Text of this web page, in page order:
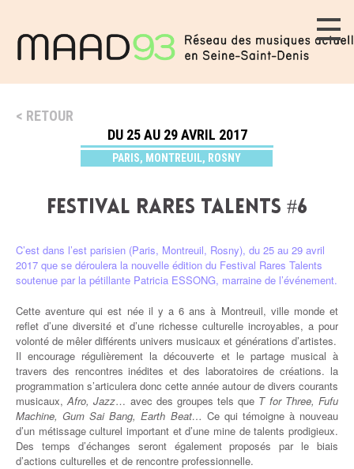
RETOUR
DU 25 AU 29 AVRIL 2017
PARIS, MONTREUIL, ROSNY
FESTIVAL RARES TALENTS #6
C’est dans l’est parisien (Paris, Montreuil, Rosny), du 25 au 29 avril
2017 que se déroulera la nouvelle édition du Festival Rares Talents
soutenue par la pétillante Patricia ESSONG, marraine de l’événement.
Cette aventure qui est née il y a 6 ans à Montreuil, ville monde et
reflet d’une diversité et d’une richesse culturelle incroyables, a pour
volonté de mêler différents univers musicaux et générations d’artistes.
Il encourage régulièrement la découverte et le partage musical à
travers des rencontres inédites et des laboratoires de créations. la
programmation s’articulera donc cette année autour de divers courants
musicaux,Afro, Jazz… avec des groupes tels que T for Three, Fufu
Machine, Gum Sai Bang, Earth Beat… Ce qui témoigne à nouveau
d’un métissage culturel important et d’une mine de talents prodigieux.
Des temps d’échanges seront également proposés par le biais
d’actions culturelles et de rencontre professionnelle.